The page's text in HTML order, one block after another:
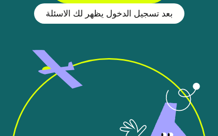
بعد تسجيل الدخول يظهر لك الاسئلة